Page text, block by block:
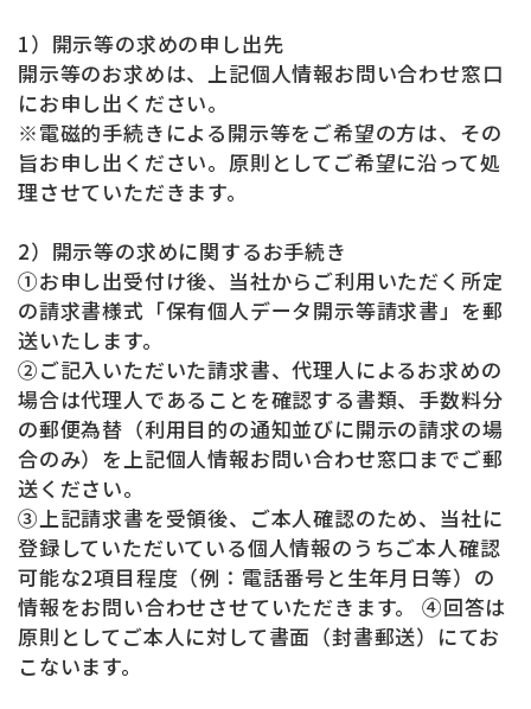
1）開示等の求めの申し出先
開示等のお求めは、上記個人情報お問い合わせ窓口
にお申し出ください。
※電磁的手続きによる開示等をご希望の方は、その
旨お申し出ください。原則としてご希望に沿って処
理させていただきます。
2）開示等の求めに関するお手続き
①お申し出受付け後、当社からご利用いただく所定
の請求書様式「保有個人データ開示等請求書」を郵
送いたします。
②ご記入いただいた請求書、代理人によるお求めの
場合は代理人であることを確認する書類、手数料分
の郵便為替（利用目的の通知並びに開示の請求の場
合のみ）を上記個人情報お問い合わせ窓口までご郵
送ください。
③上記請求書を受領後、ご本人確認のため、当社に
登録していただいている個人情報のうちご本人確認
可能な2項目程度（例：電話番号と生年月日等）の
情報をお問い合わせさせていただきます。 ④回答は
原則としてご本人に対して書面（封書郵送）にてお
こないます。